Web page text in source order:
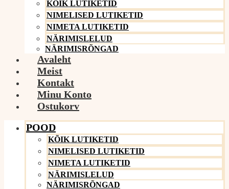
KÕIK LUTIKETID
NIMELISED LUTIKETID
NIMETA LUTIKETID
NÄRIMISLELUD
NÄRIMISRÕNGAD
Avaleht
Meist
Kontakt
Minu Konto
Ostukorv
POOD
KÕIK LUTIKETID
NIMELISED LUTIKETID
NIMETA LUTIKETID
NÄRIMISLELUD
NÄRIMISRÕNGAD